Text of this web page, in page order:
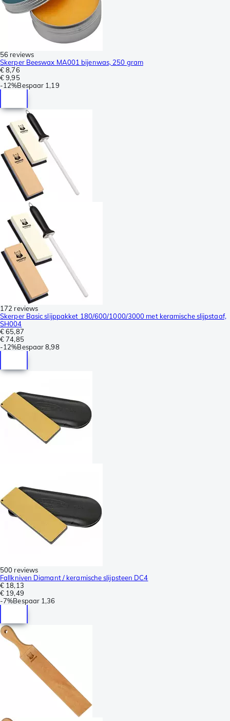
56 reviews
Skerper Beeswax MA001 bijenwas, 250 gram
€ 8,76
€ 9,95
-12%Bespaar 1,19
172 reviews
Skerper Basic slijppakket 180/600/1000/3000 met keramische slijpstaaf,
SH004
€ 65,87
€ 74,85
-12%Bespaar 8,98
500 reviews
Fallkniven Diamant / keramische slijpsteen DC4
€ 18,13
€ 19,49
-7%Bespaar 1,36